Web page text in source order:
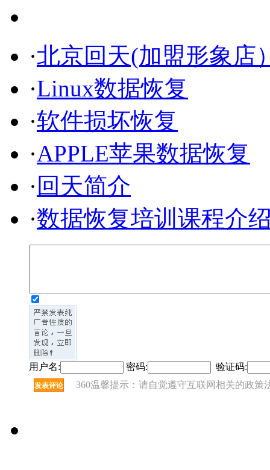
·北京回天(加盟形象店
·Linux数据恢复
·软件损坏恢复
·APPLE苹果数据恢复
· 回天简介
·数据恢复培训课程介
用户名: 密码: 验证码:
发表评论 360温馨提示：请自觉遵守互联网相关的政策